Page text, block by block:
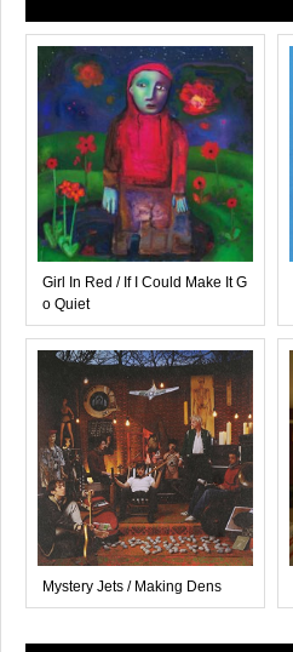
Girl In Red / If I Could Make It G
o Quiet
Mystery Jets / Making Dens